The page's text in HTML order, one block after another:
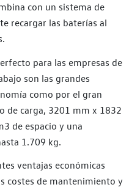
con un sistema de
recargar las baterías al
para las empresas de
son las grandes
como por el gran
de carga, 3201 mm x 1832
de espacio y una
1.709 kg.
ventajas económicas
costes de mantenimiento y